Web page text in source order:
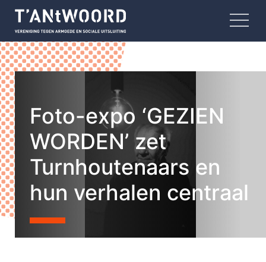
Foto-expo ‘GEZIEN
WORDEN’ zet
Turnhoutenaars en
hun verhalen centraal